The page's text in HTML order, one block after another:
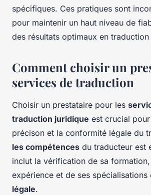
spécifiques. Ces pratiques sont
pour maintenir un haut niveau de
des résultats optimaux en
Comment choisir un
services de traduction
Choisir un prestataire pour les
traduction juridique est crucial
précison et la conformité légale du
les compétences du traducteur est
inclut la vérification de sa
expérience et de ses spécialisations
légale.